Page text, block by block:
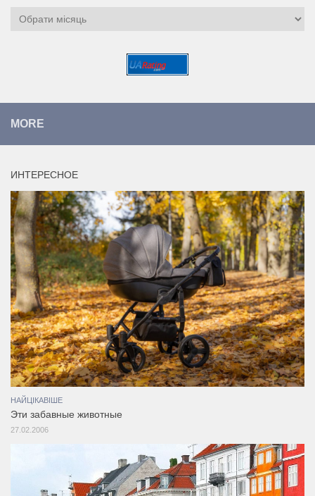
Архіви
MORE
ИНТЕРЕСНОЕ
НАЙЦІКАВІШЕ
Эти забавные животные
27.02.2006